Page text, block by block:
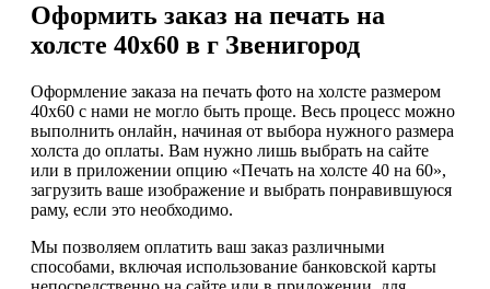
Оформить заказ на печать на
холсте 40х60 в г Звенигород
Оформление заказа на печать фото на холсте размером
40х60 с нами не могло быть проще. Весь процесс можно
выполнить онлайн, начиная от выбора нужного размера
холста до оплаты. Вам нужно лишь выбрать на сайте
или в приложении опцию «Печать на холсте 40 на 60»,
загрузить ваше изображение и выбрать понравившуюся
раму, если это необходимо.
Мы позволяем оплатить ваш заказ различными
способами, включая использование банковской карты